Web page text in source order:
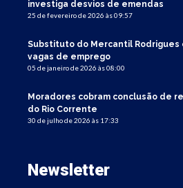
investiga desvios de emendas
25 de fevereiro de 2026 às 09:57
Substituto do Mercantil Rodrigues
vagas de emprego
05 de janeiro de 2026 às 08:00
Moradores cobram conclusão de
do Rio Corrente
30 de julho de 2026 às 17:33
Newsletter